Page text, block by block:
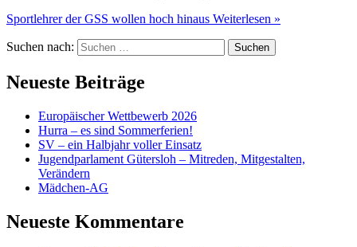
Sportlehrer der GSS wollen hoch hinaus Weiterlesen »
Suchen nach:
Neueste Beiträge
Europäischer Wettbewerb 2026
Hurra – es sind Sommerferien!
SV – ein Halbjahr voller Einsatz
Jugendparlament Gütersloh – Mitreden, Mitgestalten,
Verändern
Mädchen-AG
Neueste Kommentare